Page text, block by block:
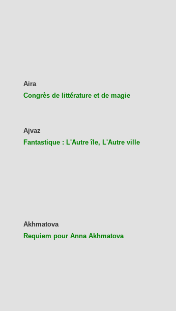
Aira
Congrès de littérature et de magie
Ajvaz
Fantastique : L'Autre île, L'Autre ville
Akhmatova
Requiem pour Anna Akhmatova